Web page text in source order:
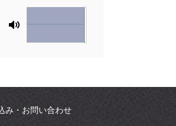
Mute
Volume
み・お問い合わせ